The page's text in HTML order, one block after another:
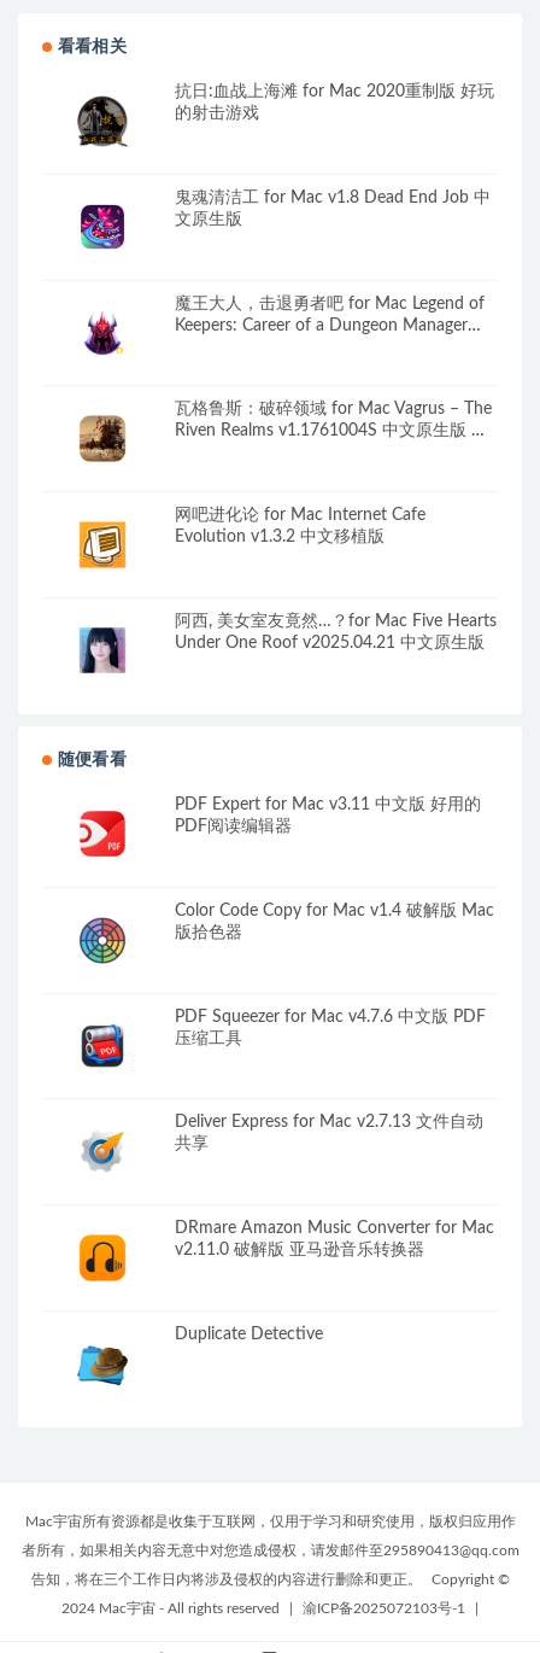
看看相关
抗日:血战上海滩 for Mac 2020重制版 好玩
的射击游戏
鬼魂清洁工 for Mac v1.8 Dead End Job 中
文原生版
魔王大人，击退勇者吧 for Mac Legend of
Keepers: Career of a Dungeon Manager
瓦格鲁斯：破碎领域 for Mac Vagrus – The
Riven Realms v1.1761004S 中文原生版 附
网吧进化论 for Mac Internet Cafe
Evolution v1.3.2 中文移植版
阿西, 美女室友竟然…？for Mac Five Hearts
Under One Roof v2025.04.21 中文原生版
随便看看
PDF Expert for Mac v3.11 中文版 好用的
PDF阅读编辑器
Color Code Copy for Mac v1.4 破解版 Mac
版拾色器
PDF Squeezer for Mac v4.7.6 中文版 PDF
压缩工具
Deliver Express for Mac v2.7.13 文件自动
共享
DRmare Amazon Music Converter for Mac
v2.11.0 破解版 亚马逊音乐转换器
Duplicate Detective
Mac宇宙所有资源都是收集于互联网，仅用于学习和研究使用，版权归应用作
者所有，如果相关内容无意中对您造成侵权，请发邮件至295890413@qq.com
告知，将在三个工作日内将涉及侵权的内容进行删除和更正。
Copyright ©
2024 Mac宇宙 - All rights reserved
渝ICP备2025072103号-1